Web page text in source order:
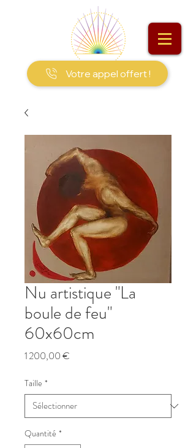
Votre appel offert !
Nu artistique "La
boule de feu"
60x60cm
1 200,00 €
Taille *
Quantité *